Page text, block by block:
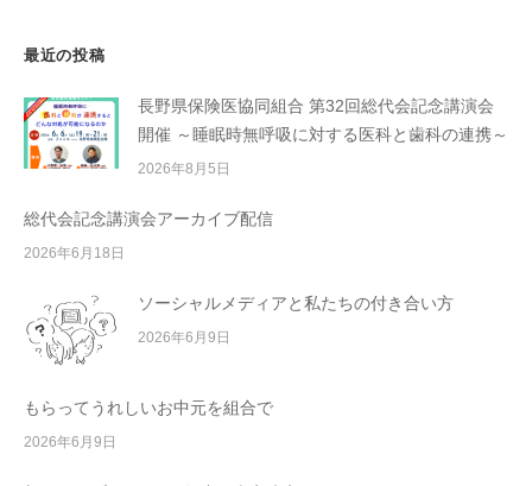
最近の投稿
長野県保険医協同組合 第32回総代会記念講演会
開催 ～睡眠時無呼吸に対する医科と歯科の連携～
2026年8月5日
総代会記念講演会アーカイブ配信
2026年6月18日
ソーシャルメディアと私たちの付き合い方
2026年6月9日
もらってうれしいお中元を組合で
2026年6月9日